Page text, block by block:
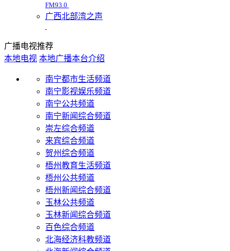
FM93.0
广西北部湾之声
广播电视推荐
本地电视 本地广播本台介绍
南宁都市生活频道
南宁影视娱乐频道
南宁公共频道
南宁新闻综合频道
崇左综合频道
来宾综合频道
贺州综合频道
梧州教育生活频道
梧州公共频道
梧州新闻综合频道
玉林公共频道
玉林新闻综合频道
百色综合频道
北海经济科教频道